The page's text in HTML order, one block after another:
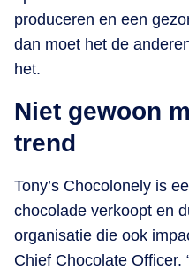
produceren en een
dan moet het de
het.
Niet gewoon
trend
Tony’s Chocolonely is
chocolade verkoopt en
organisatie die ook
Chief Chocolate Officer.